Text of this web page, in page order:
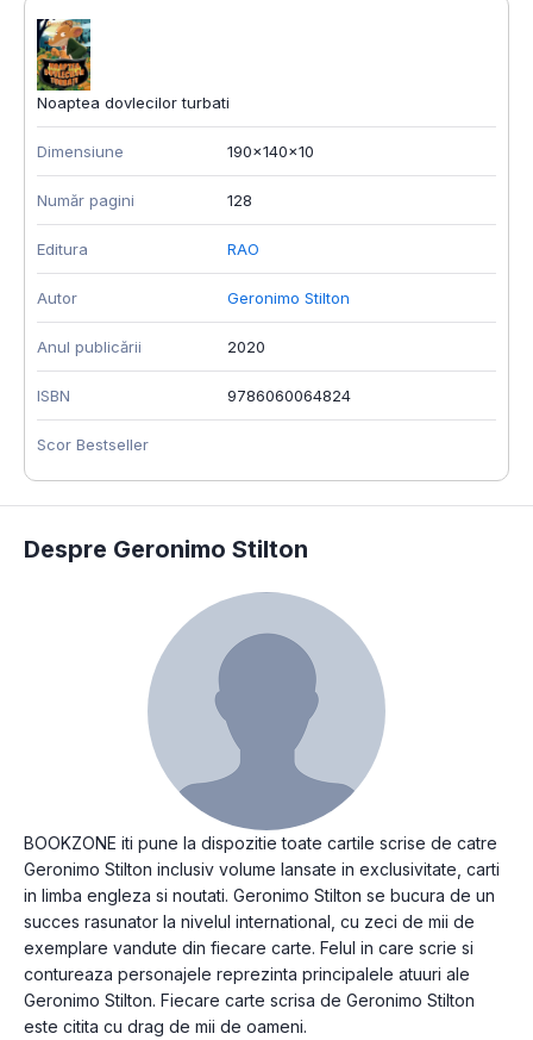
Noaptea dovlecilor turbati
Dimensiune 190x140x10
Număr pagini 128
Editura RAO
Autor Geronimo Stilton
Anul publicării 2020
ISBN 9786060064824
Scor Bestseller
Despre Geronimo Stilton
BOOKZONE iti pune la dispozitie toate cartile scrise de catre
Geronimo Stilton inclusiv volume lansate in exclusivitate, carti
in limba engleza si noutati. Geronimo Stilton se bucura de un
succes rasunator la nivelul international, cu zeci de mii de
exemplare vandute din fiecare carte. Felul in care scrie si
contureaza personajele reprezinta principalele atuuri ale
Geronimo Stilton. Fiecare carte scrisa de Geronimo Stilton
este citita cu drag de mii de oameni.